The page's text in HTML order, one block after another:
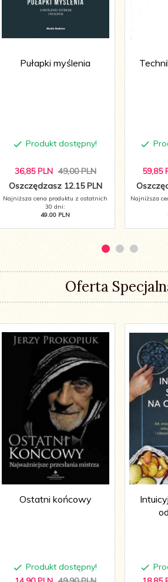
Oszczędzasz 22.00 PLN
Pułapki myślenia
Produkt dostępny!
36,85 PLN 49,00 PLN
Oszczędzasz 12.15 PLN
Najniższa cena produktu z ostatnich
30 dni:
49.00 PLN
59,85
Najniższa
Oferta
Ostatni końcowy
Produkt dostępny!